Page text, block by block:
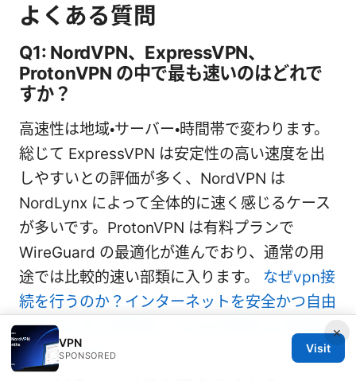
よくある質問
Q1: NordVPN、ExpressVPN、
ProtonVPN の中で最も速いのはどれで
すか？
高速性は地域・サーバー・時間帯で変わります。
総じて ExpressVPN は安定性の高い速度を出
しやすいとの評価が多く、NordVPN は
NordLynx によって全体的に速く感じるケース
が多いです。ProtonVPN は有料プランで
WireGuard の最適化が進んでおり、通常の用
途では比較的速い部類に入ります。 なぜvpn接
続を行うのか？インターネットを安全かつ自由
に使うための全知識 — VPNの基礎から実践ま
で完全ガイド
×
VPN
SPONSORED
Visit